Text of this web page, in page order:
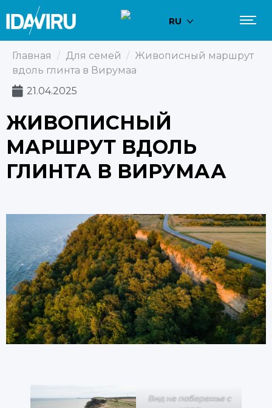
RU
Главная / Для семей / Живописный маршрут
вдоль глинта в Вирумаа
21.04.2025
ЖИВОПИСНЫЙ
МАРШРУТ ВДОЛЬ
ГЛИНТА В ВИРУМАА
Вид на побережье с